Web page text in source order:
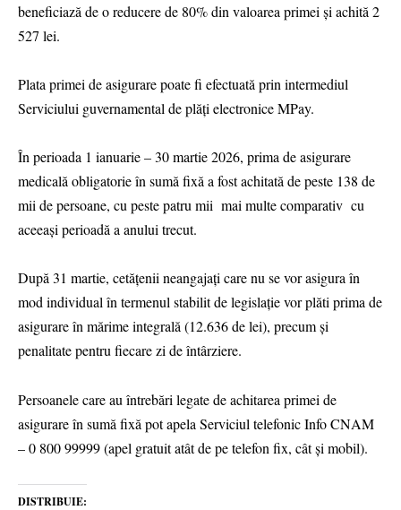
beneficiază de o reducere de 80% din valoarea primei și achită 2
527 lei.
Plata primei de asigurare poate fi efectuată prin intermediul
Serviciului guvernamental de plăţi electronice MPay.
În perioada 1 ianuarie – 30 martie 2026, prima de asigurare
medicală obligatorie în sumă fixă a fost achitată de peste 138 de
mii de persoane, cu peste patru mii mai multe comparativ cu
aceeaşi perioadă a anului trecut.
După 31 martie, cetățenii neangajați care nu se vor asigura în
mod individual în termenul stabilit de legislație vor plăti prima de
asigurare în mărime integrală (12.636 de lei), precum şi
penalitate pentru fiecare zi de întârziere.
Persoanele care au întrebări legate de achitarea primei de
asigurare în sumă fixă pot apela Serviciul telefonic Info CNAM
– 0 800 99999 (apel gratuit atât de pe telefon fix, cât și mobil).
DISTRIBUIE: